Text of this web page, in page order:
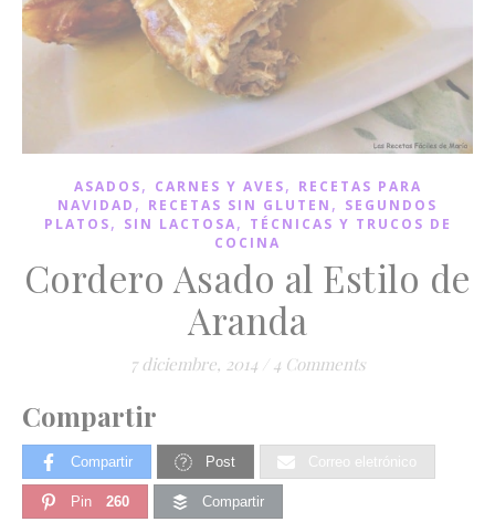
ASADOS, CARNES Y AVES, RECETAS PARA
NAVIDAD , RECETAS SIN GLUTEN , SEGUNDOS
PLATOS, SIN LACTOSA, TÉCNICAS Y TRUCOS DE
COCINA
Cordero Asado al Estilo de
Aranda
7 diciembre, 2014 4 Comments
Compartir
Compartir Post Correo eletrónico
Pin 260 Compartir